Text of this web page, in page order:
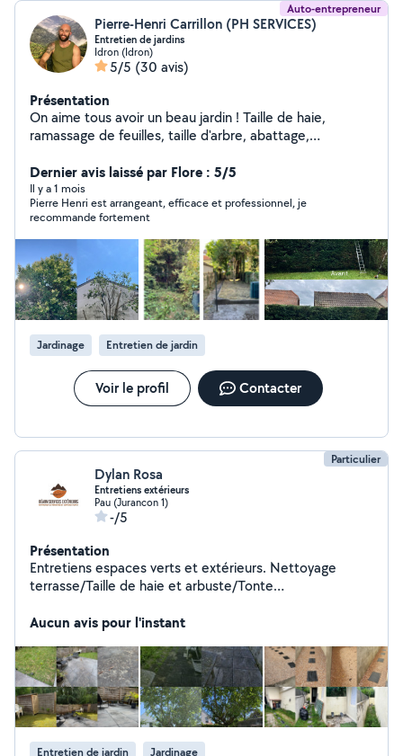
Auto-entrepreneur
Pierre-Henri Carrillon (PH SERVICES)
Entretien de jardins
Idron (Idron)
5/5 (30 avis)
Présentation
On aime tous avoir un beau jardin ! Taille de haie,
ramassage de feuilles, taille d'arbre, abattage,
évacuation en tout genre. Nettoyage de terrasse &
gouttières. Entièrement à votre écoute ! A très vite (
merci de ne pas me laisser d'avis si vous ne m'avez pas
vu à l'œuvre).
Dernier avis laissé par Flore : 5/5
Il y a 1 mois
Pierre Henri est arrangeant, efficace et professionnel, je
recommande fortement
Jardinage Entretien de jardin
Voir le profil Contacter
Particulier
Dylan Rosa
Entretiens extérieurs
Pau (Jurancon 1)
-/5
Présentation
Entretiens espaces verts et extérieurs. Nettoyage
terrasse/Taille de haie et arbuste/Tonte
lieux. Avec Expériences dans l'entretien extérieur.
Aucun avis pour l'instant
Entretien de jardin Jardinage